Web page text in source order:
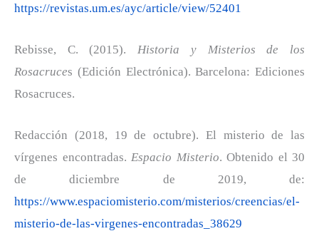
https://revistas.um.es/ayc/article/view/52401
Rebisse, C. (2015). Historia y Misterios de los
Rosacruces (Edición Electrónica). Barcelona: Ediciones
Rosacruces.
Redacción (2018, 19 de octubre). El misterio de las
vírgenes encontradas. Espacio Misterio. Obtenido el 30
de diciembre de 2019, de:
https://www.espaciomisterio.com/misterios/creencias/el-
misterio-de-las-virgenes-encontradas_38629